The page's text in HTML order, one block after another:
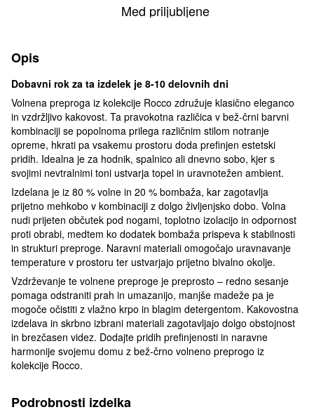
Med priljubljene
Opis
Dobavni rok za ta izdelek je 8-10 delovnih dni
Volnena preproga iz kolekcije Rocco združuje klasično eleganco
in vzdržljivo kakovost. Ta pravokotna različica v bež-črni barvni
kombinaciji se popolnoma prilega različnim stilom notranje
opreme, hkrati pa vsakemu prostoru doda prefinjen estetski
pridih. Idealna je za hodnik, spalnico ali dnevno sobo, kjer s
svojimi nevtralnimi toni ustvarja topel in uravnotežen ambient.
Izdelana je iz 80 % volne in 20 % bombaža, kar zagotavlja
prijetno mehkobo v kombinaciji z dolgo življenjsko dobo. Volna
nudi prijeten občutek pod nogami, toplotno izolacijo in odpornost
proti obrabi, medtem ko dodatek bombaža prispeva k stabilnosti
in strukturi preproge. Naravni materiali omogočajo uravnavanje
temperature v prostoru ter ustvarjajo prijetno bivalno okolje.
Vzdrževanje te volnene preproge je preprosto – redno sesanje
pomaga odstraniti prah in umazanijo, manjše madeže pa je
mogoče očistiti z vlažno krpo in blagim detergentom. Kakovostna
izdelava in skrbno izbrani materiali zagotavljajo dolgo obstojnost
in brezčasen videz. Dodajte pridih prefinjenosti in naravne
harmonije svojemu domu z bež-črno volneno preprogo iz
kolekcije Rocco.
Podrobnosti izdelka